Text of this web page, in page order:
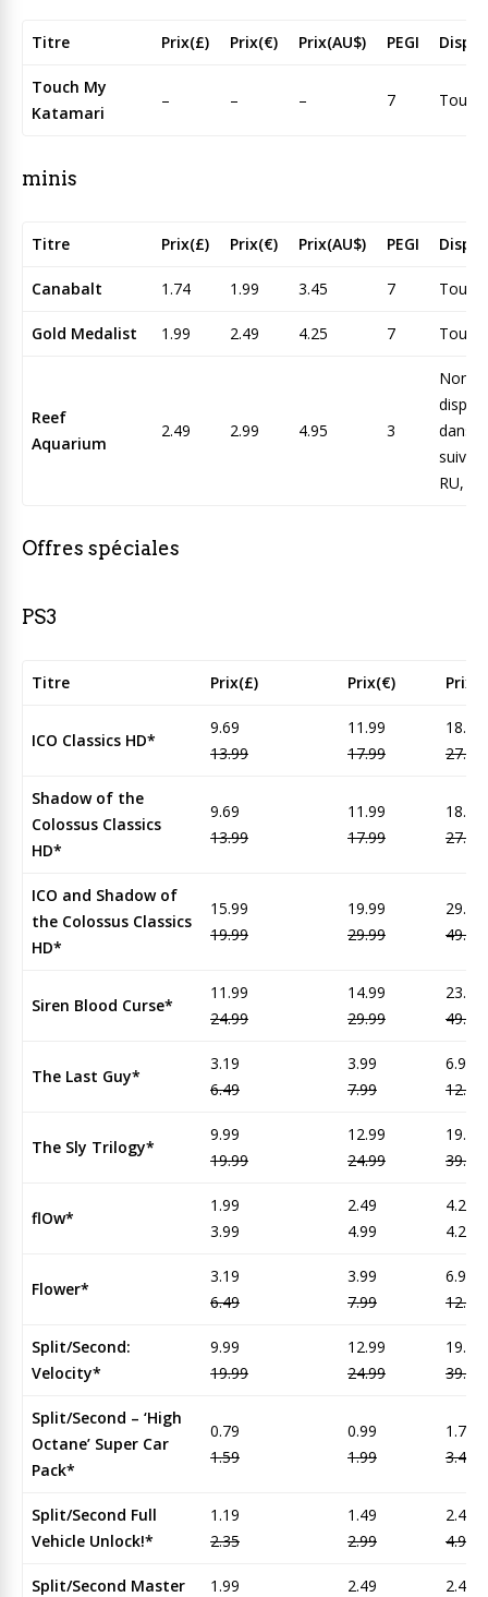
Titre Prix(£) Prix(€) Prix(AU$) PEGI
Touch My
Katamari
– – – 7 Tous
minis
Titre Prix(£) Prix(€) Prix(AU$) PEGI
Canabalt 1.74 1.99 3.45 7 Tous
Gold Medalist 1.99 2.49 4.25 7 Tous
Reef
Aquarium
2.49 2.99 4.95 3
Non
dans
RU, UA
Offres spéciales
PS3
Titre Prix(£) Prix(€)
ICO Classics HD*
9.69
13.99
11.99
17.99
18.95
27.95
Shadow of the
Colossus Classics
HD*
9.69
13.99
11.99
17.99
18.95
27.95
ICO and Shadow of
the Colossus Classics
HD*
15.99
19.99
19.99
29.99
29.95
49.95
Siren Blood Curse*
11.99
24.99
14.99
29.99
23.95
49.95
The Last Guy*
3.19
6.49
3.99
7.99
6.95
12.95
The Sly Trilogy*
9.99
19.99
12.99
24.99
19.95
39.95
flOw*
1.99
3.99
2.49
4.99
4.25
4.25
Flower*
3.19
6.49
3.99
7.99
6.95
12.95
Split/Second:
Velocity*
9.99
19.99
12.99
24.99
19.95
39.95
Split/Second – ‘High
Octane’ Super Car
Pack*
0.79
1.59
0.99
1.99
1.75
3.45
Split/Second Full
Vehicle Unlock!*
1.19
2.35
1.49
2.99
2.45
4.95
Split/Second Master
1.99
2.49
2.45